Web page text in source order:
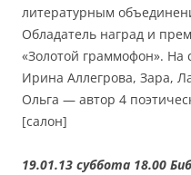
литературным
Обладатель наград и
«Золотой граммофон». На
Ирина Аллегрова, Зара,
Ольга — автор 4
[салон]
19.01.13 суббота 18.00